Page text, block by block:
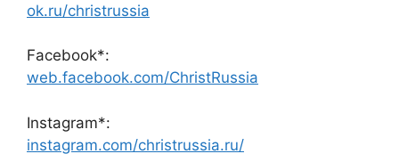
ok.ru/christrussia
Facebook*:
web.facebook.com/ChristRussia
Instagram*:
instagram.com/christrussia.ru/